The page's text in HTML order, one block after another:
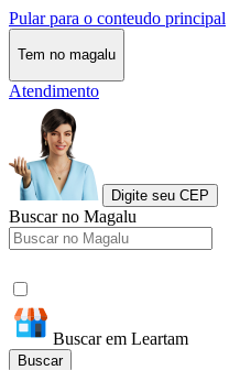
Pular para o conteudo principal
Tem no magalu
Atendimento
Digite seu CEP
Buscar no Magalu
Buscar em Leartam
Buscar